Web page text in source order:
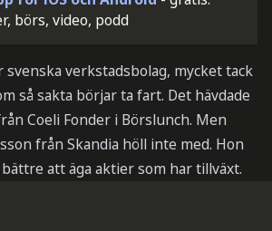
börs, video, podd
verkstadsbolag, mycket tack
så sakta börjar ta fart. Det hävdade
Coeli Fonder i Börslunch. Men
från Skandia höll inte med. Hon
att äga aktier som har tillväxt.